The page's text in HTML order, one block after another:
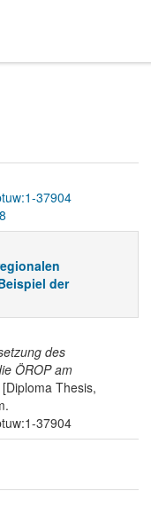
37904
der
des
ÖROP am
Thesis,
37904